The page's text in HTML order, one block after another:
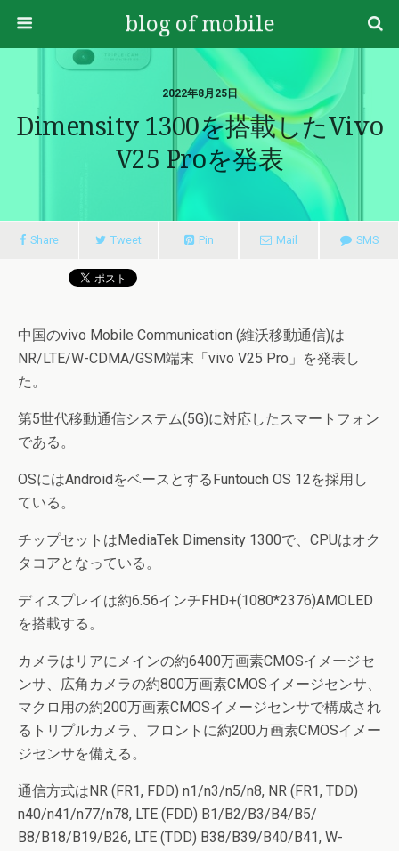
blog of mobile
2022年8月25日
Dimensity 1300を搭載したvivo
V25 Proを発表
Share Tweet Pin Mail SMS
中国のvivo Mobile Communication (維沃移動通信)は
NR/LTE/W-CDMA/GSM端末「vivo V25 Pro」を発表し
た。
第5世代移動通信システム(5G)に対応したスマートフォン
である。
OSにはAndroidをベースとするFuntouch OS 12を採用し
ている。
チップセットはMediaTek Dimensity 1300で、CPUはオク
タコアとなっている。
ディスプレイは約6.56インチFHD+(1080*2376)AMOLED
を搭載する。
カメラはリアにメインの約6400万画素CMOSイメージセ
ンサ、広角カメラの約800万画素CMOSイメージセンサ、
マクロ用の約200万画素CMOSイメージセンサで構成され
るトリプルカメラ、フロントに約200万画素CMOSイメー
ジセンサを備える。
通信方式はNR (FR1, FDD) n1/n3/n5/n8, NR (FR1, TDD)
n40/n41/n77/n78, LTE (FDD) B1/B2/B3/B4/B5/
B8/B18/B19/B26, LTE (TDD) B38/B39/B40/B41, W-